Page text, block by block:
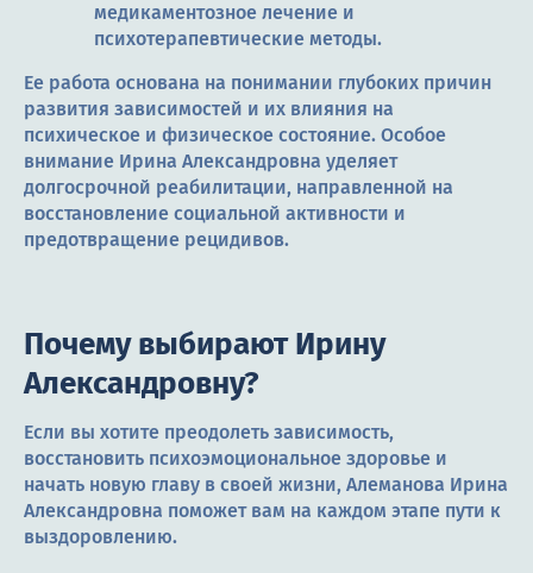
медикаментозное лечение и
психотерапевтические методы.
Ее работа основана на понимании глубоких причин
развития зависимостей и их влияния на
психическое и физическое состояние. Особое
внимание Ирина Александровна уделяет
долгосрочной реабилитации, направленной на
восстановление социальной активности и
предотвращение рецидивов.
Почему выбирают Ирину
Александровну?
Если вы хотите преодолеть зависимость,
восстановить психоэмоциональное здоровье и
начать новую главу в своей жизни, Алеманова Ирина
Александровна поможет вам на каждом этапе пути к
выздоровлению.